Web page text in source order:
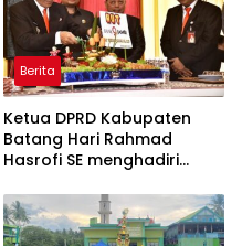
Berita
Ketua DPRD Kabupaten
Batang Hari Rahmad
Hasrofi SE menghadiri
Bank Jambi